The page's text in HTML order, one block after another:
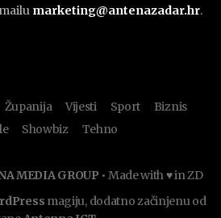
marketing@antenazadar.hr.
Županija Vijesti Sport
Biznis
Showbiz Tehno
MEDIA GROUP • Made with ♥ in ZD
magiju, dodatno začinjenu od